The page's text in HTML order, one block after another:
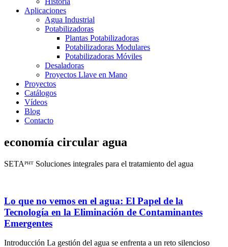
Aplicaciones
Agua Industrial
Potabilizadoras
Plantas Potabilizadoras
Potabilizadoras Modulares
Potabilizadoras Móviles
Desaladoras
Proyectos Llave en Mano
Proyectos
Catálogos
Vídeos
Blog
Contacto
economía circular agua
SETAᴾᴴᵀ Soluciones integrales para el tratamiento del agua
Lo que no vemos en el agua: El Papel de la
Tecnología en la Eliminación de Contaminantes
Emergentes
Introducción La gestión del agua se enfrenta a un reto silencioso